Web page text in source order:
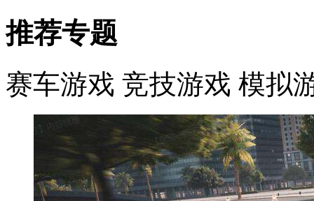
推荐专题
赛车游戏 竞技游戏 模拟